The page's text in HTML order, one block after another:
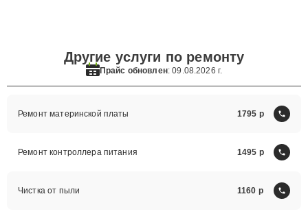
Другие услуги по ремонту
Прайс обновлен: 09.08.2026 г.
Ремонт материнской платы 1795
Ремонт контроллера питания 1495
Чистка от пыли 1160